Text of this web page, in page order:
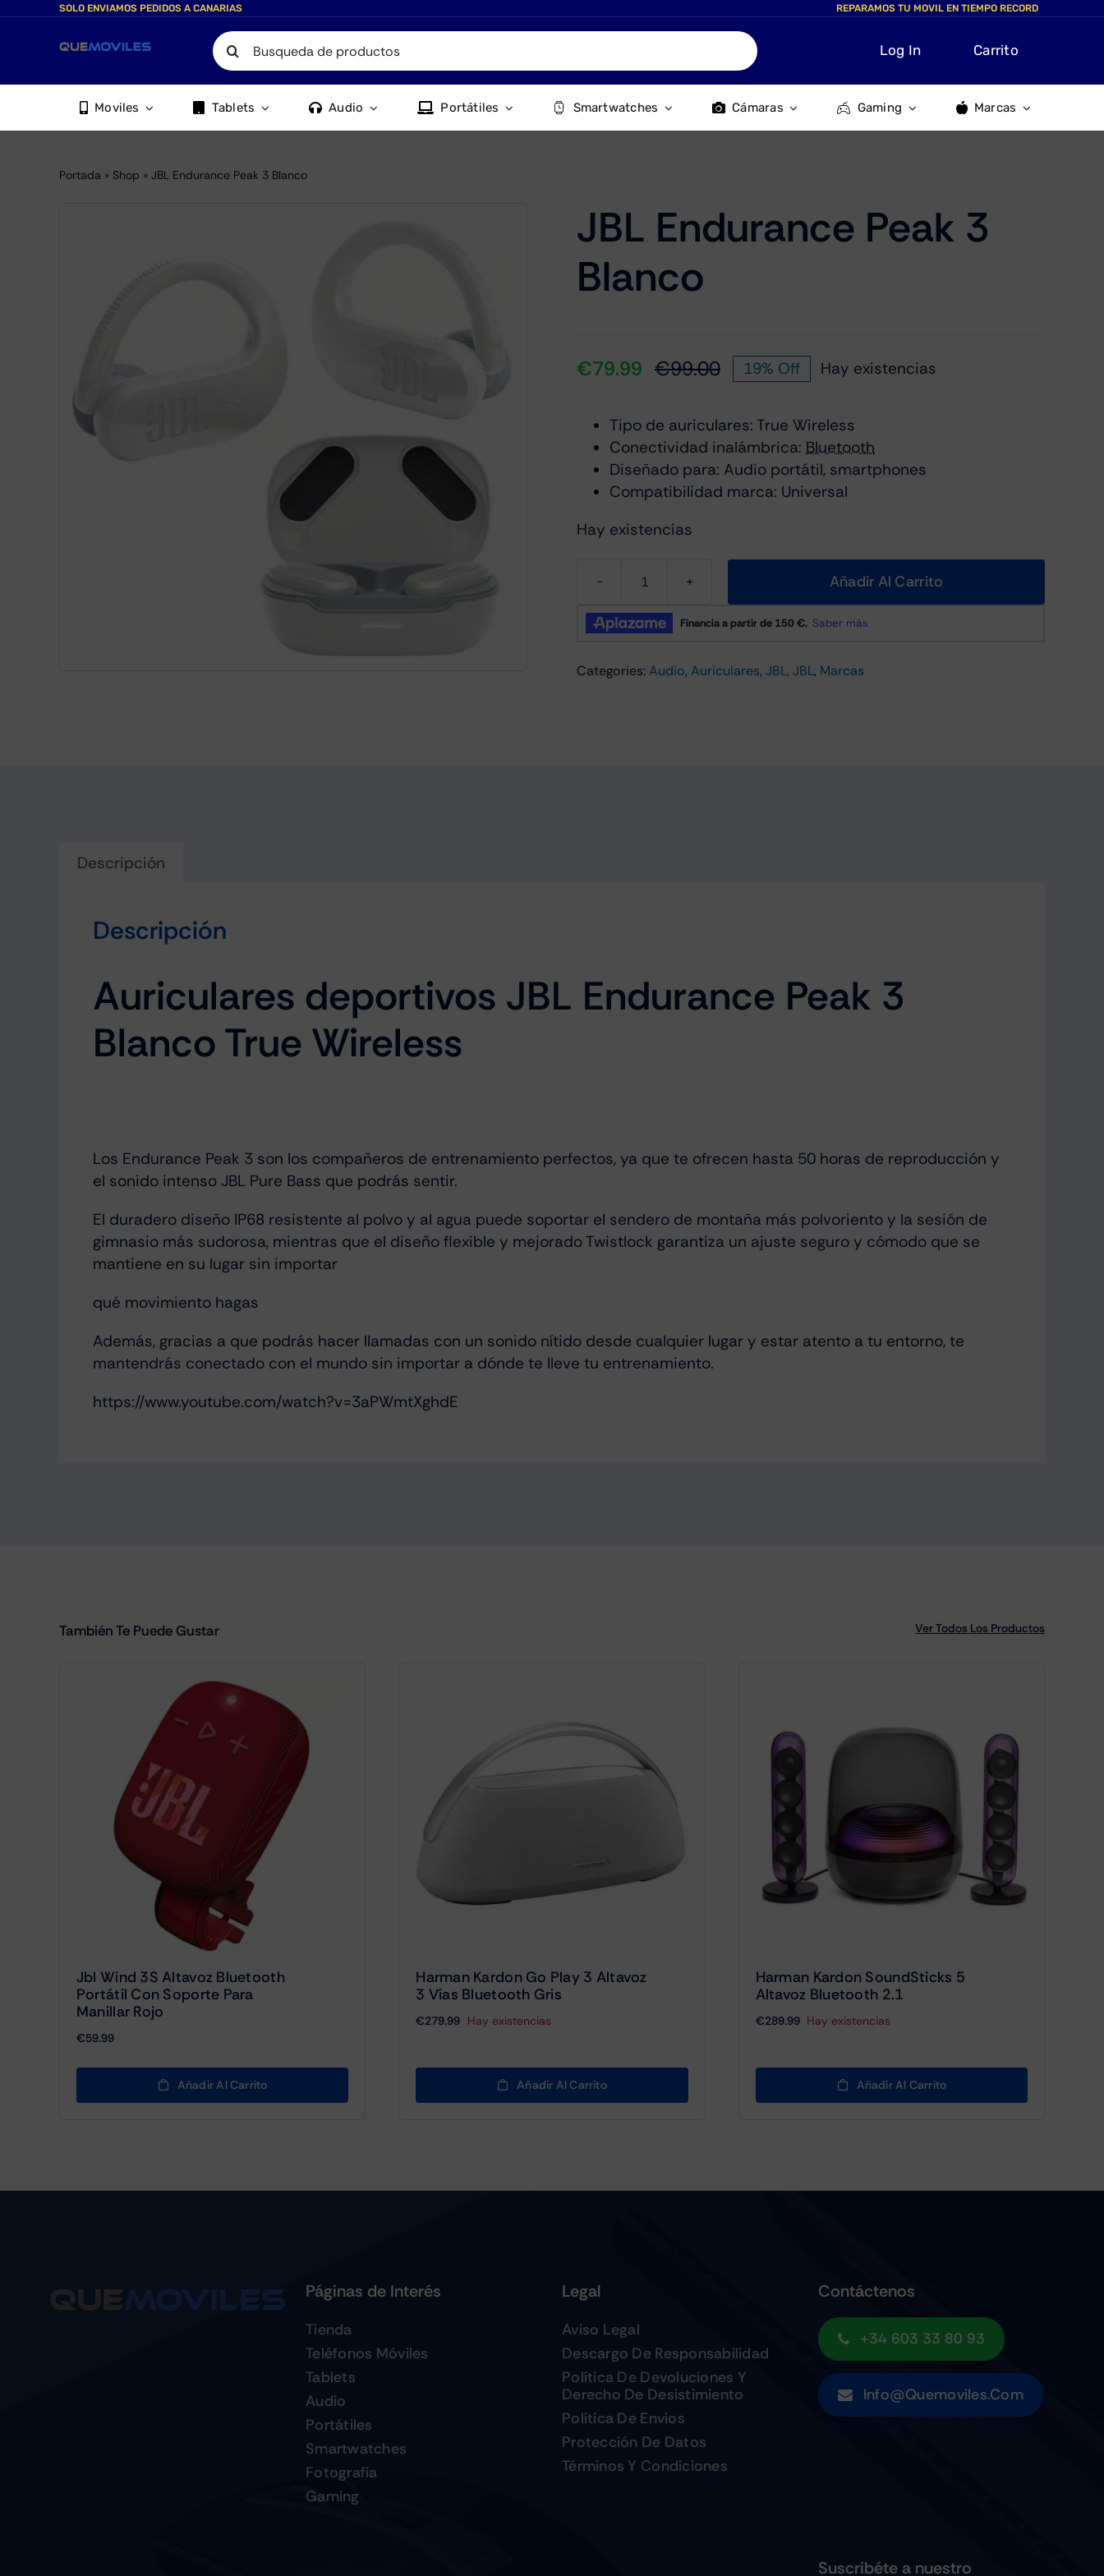
SOLO ENVIAMOS PEDIDOS A CANARIAS REPARAMOS TU MOVIL EN TIEMPO RECORD
Search
for:
Log In Carrito
Moviles Tablets Audio Portátiles Smartwatches Cámaras Gaming Marcas
Portada » Shop » JBL Endurance Peak 3 Blanco
JBL Endurance Peak 3
Blanco
€99.00El
original
era:
€99.00.
€79.99
El
actual
es:
€79.99.
19% Off Hay existencias
Tipo de auriculares: True Wireless
Conectividad inalámbrica: Bluetooth
Diseñado para: Audio portátil, smartphones
Compatibilidad marca: Universal
Hay existencias
JBL
Endurance
Peak
Blanco
Añadir Al Carrito
Categories:Audio, Auriculares, JBL, JBL, Marcas
Descripción
Descripción
Auriculares deportivos JBL Endurance Peak 3
Blanco True Wireless
Los Endurance Peak 3 son los compañeros de entrenamiento perfectos, ya que te ofrecen hasta 50 horas de reproducción y
el sonido intenso JBL Pure Bass que podrás sentir.
El duradero diseño IP68 resistente al polvo y al agua puede soportar el sendero de montaña más polvoriento y la sesión de
gimnasio más sudorosa, mientras que el diseño flexible y mejorado Twistlock garantiza un ajuste seguro y cómodo que se
mantiene en su lugar sin importar
qué movimiento hagas
Además, gracias a que podrás hacer llamadas con un sonido nítido desde cualquier lugar y estar atento a tu entorno, te
mantendrás conectado con el mundo sin importar a dónde te lleve tu entrenamiento.
https://www.youtube.com/watch?v=3aPWmtXghdE
También Te Puede Gustar Ver Todos Los Productos
Jbl Wind 3S Altavoz Bluetooth
Portátil Con Soporte Para
Manillar Rojo
€59.99
Añadir Al Carrito
Harman Kardon Go Play 3 Altavoz
3 Vías Bluetooth Gris
€279.99 Hay existencias
Añadir Al Carrito
Harman Kardon SoundSticks 5
Altavoz Bluetooth 2.1
€289.99 Hay existencias
Añadir Al Carrito
Páginas de Interés
Tienda
Teléfonos Móviles
Tablets
Audio
Portátiles
Smartwatches
Fotografia
Gaming
Legal
Aviso Legal
Descargo De Responsabilidad
Política De Devoluciones Y
Derecho De Desistimiento
Política De Envios
Protección De Datos
Términos Y Condiciones
Contáctenos
+34 603 33 80 93
Info@quemoviles.com
Suscribéte a nuestro